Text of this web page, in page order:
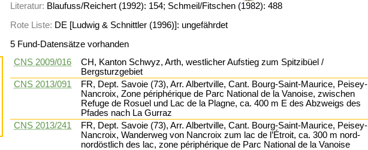
Literatur: Blaufuss/Reichert (1992): 154; Schmeil/Fitschen (1982): 488
Rote Liste: DE [Ludwig & Schnittler (1996)]: ungefährdet
5 Fund-Datensätze vorhanden
CNS 2009/016
CH, Kanton Schwyz, Arth, westlicher Aufstieg zum Spitzibüel /
Bergsturzgebiet
CNS 2013/091
FR, Dept. Savoie (73), Arr. Albertville, Cant. Bourg-Saint-Maurice, Peisey-
Nancroix, Zone périphérique de Parc National de la Vanoise, zwischen
Refuge de Rosuel und Lac de la Plagne, ca. 400 m E des Abzweigs des
Pfades nach La Gurraz
CNS 2013/241
FR, Dept. Savoie (73), Arr. Albertville, Cant. Bourg-Saint-Maurice, Peisey-
Nancroix, Wanderweg von Nancroix zum lac de l’Étroit, ca. 300 m nord-
nordöstlich des lac, zone périphérique de Parc National de la Vanoise